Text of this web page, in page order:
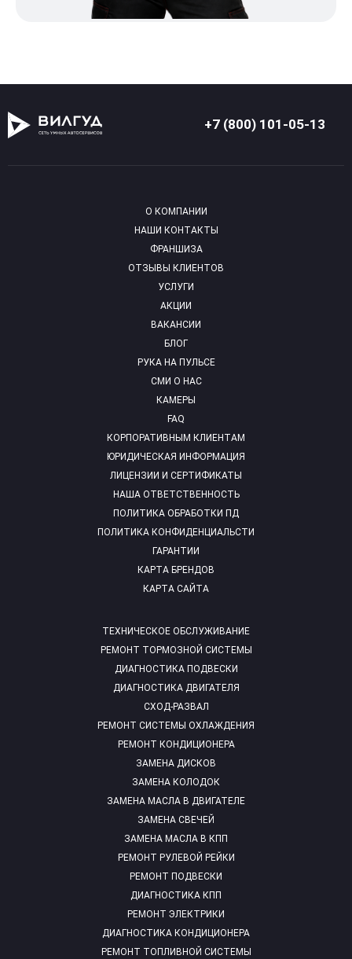
+7 (800) 101-05-13
О КОМПАНИИ
НАШИ КОНТАКТЫ
ФРАНШИЗА
ОТЗЫВЫ КЛИЕНТОВ
УСЛУГИ
АКЦИИ
ВАКАНСИИ
БЛОГ
РУКА НА ПУЛЬСЕ
СМИ О НАС
КАМЕРЫ
FAQ
ТЕХНИЧЕСКОЕ ОБСЛУЖИВАНИЕ
РЕМОНТ ТОРМОЗНОЙ СИСТЕМЫ
ДИАГНОСТИКА ПОДВЕСКИ
ДИАГНОСТИКА ДВИГАТЕЛЯ
СХОД-РАЗВАЛ
РЕМОНТ СИСТЕМЫ ОХЛАЖДЕНИЯ
РЕМОНТ КОНДИЦИОНЕРА
ЗАМЕНА ДИСКОВ
ЗАМЕНА КОЛОДОК
ЗАМЕНА МАСЛА В ДВИГАТЕЛЕ
ЗАМЕНА СВЕЧЕЙ
ЗАМЕНА МАСЛА В КПП
РЕМОНТ РУЛЕВОЙ РЕЙКИ
РЕМОНТ ПОДВЕСКИ
ДИАГНОСТИКА КПП
РЕМОНТ ЭЛЕКТРИКИ
ДИАГНОСТИКА КОНДИЦИОНЕРА
РЕМОНТ ТОПЛИВНОЙ СИСТЕМЫ
КОРПОРАТИВНЫМ КЛИЕНТАМ
ЮРИДИЧЕСКАЯ ИНФОРМАЦИЯ
ЛИЦЕНЗИИ И СЕРТИФИКАТЫ
НАША ОТВЕТСТВЕННОСТЬ
ПОЛИТИКА ОБРАБОТКИ ПД
ПОЛИТИКА КОНФИДЕНЦИАЛЬСТИ
ГАРАНТИИ
КАРТА БРЕНДОВ
КАРТА САЙТА